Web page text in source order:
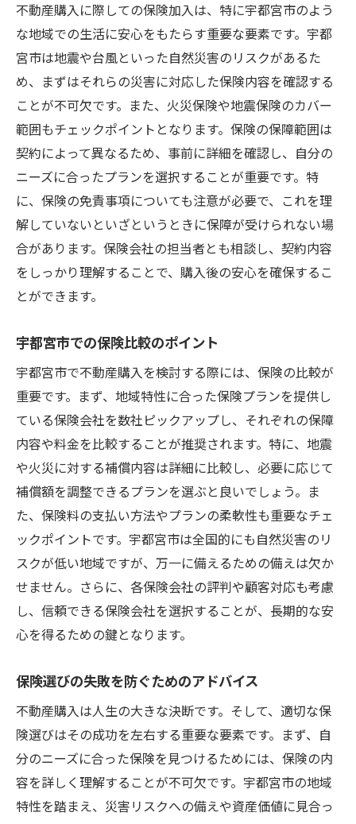
不動産購入に際しての保険加入は、特に宇都宮市のよう
な地域での生活に安心をもたらす重要な要素です。宇都
宮市は地震や台風といった自然災害のリスクがあるた
め、まずはそれらの災害に対応した保険内容を確認する
ことが不可欠です。また、火災保険や地震保険のカバー
範囲もチェックポイントとなります。保険の保障範囲は
契約によって異なるため、事前に詳細を確認し、自分の
ニーズに合ったプランを選択することが重要です。特
に、保険の免責事項についても注意が必要で、これを理
解していないといざというときに保障が受けられない場
合があります。保険会社の担当者とも相談し、契約内容
をしっかり理解することで、購入後の安心を確保するこ
とができます。
宇都宮市での保険比較のポイント
宇都宮市で不動産購入を検討する際には、保険の比較が
重要です。まず、地域特性に合った保険プランを提供し
ている保険会社を数社ピックアップし、それぞれの保障
内容や料金を比較することが推奨されます。特に、地震
や火災に対する補償内容は詳細に比較し、必要に応じて
補償額を調整できるプランを選ぶと良いでしょう。ま
た、保険料の支払い方法やプランの柔軟性も重要なチェ
ックポイントです。宇都宮市は全国的にも自然災害のリ
スクが低い地域ですが、万一に備えるための備えは欠か
せません。さらに、各保険会社の評判や顧客対応も考慮
し、信頼できる保険会社を選択することが、長期的な安
心を得るための鍵となります。
保険選びの失敗を防ぐためのアドバイス
不動産購入は人生の大きな決断です。そして、適切な保
険選びはその成功を左右する重要な要素です。まず、自
分のニーズに合った保険を見つけるためには、保険の内
容を詳しく理解することが不可欠です。宇都宮市の地域
特性を踏まえ、災害リスクへの備えや資産価値に見合っ